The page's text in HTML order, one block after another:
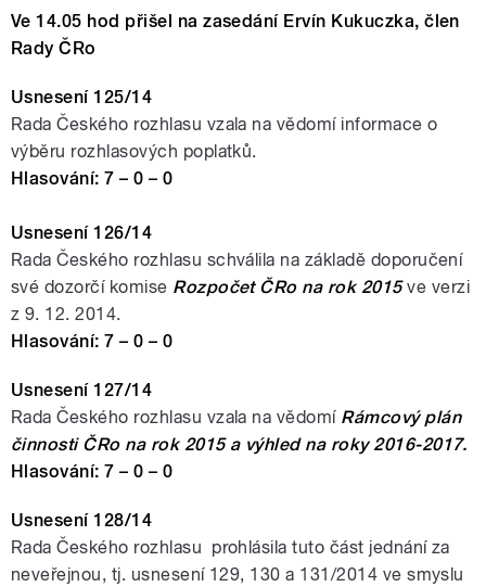
Ve 14.05 hod přišel na zasedání Ervín Kukuczka, člen
Rady ČRo
Usnesení 125/14
Rada Českého rozhlasu vzala na vědomí informace o
výběru rozhlasových poplatků.
Hlasování: 7 – 0 – 0
Usnesení 126/14
Rada Českého rozhlasu schválila na základě doporučení
své dozorčí komise Rozpočet ČRo na rok 2015 ve verzi
z 9. 12. 2014.
Hlasování:7 – 0 – 0
Usnesení 127/14
Rada Českého rozhlasu vzala na vědomí Rámcový plán
činnosti ČRo na rok 2015 a výhled na roky 2016-2017.
Hlasování:7 – 0 – 0
Usnesení 128/14
Rada Českého rozhlasu prohlásila tuto část jednání za
neveřejnou, tj. usnesení 129, 130 a 131/2014 ve smyslu